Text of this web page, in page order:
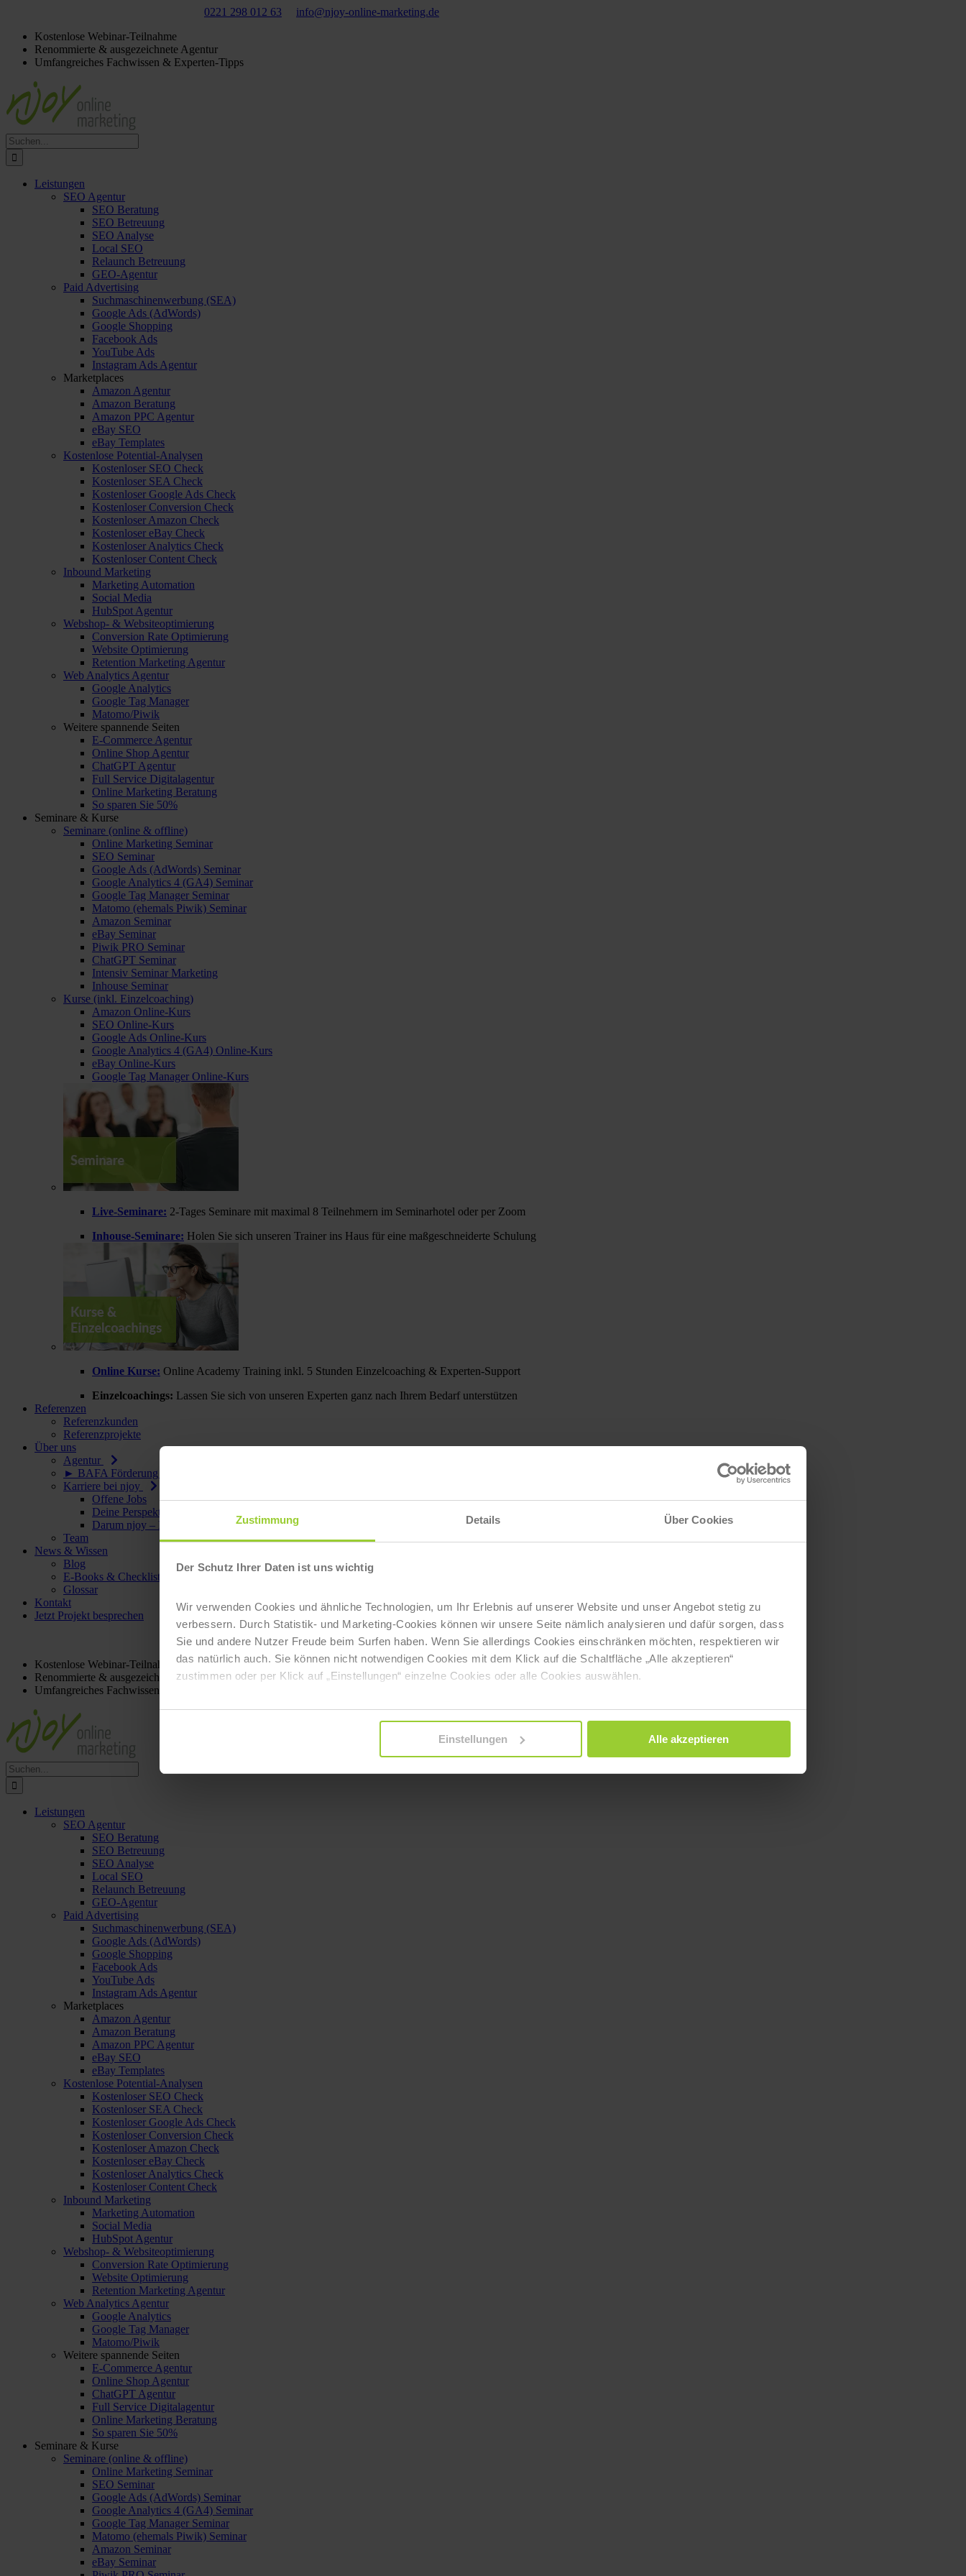
Zustimmung Details Über Cookies
Der Schutz Ihrer Daten ist uns wichtig
Wir verwenden Cookies und ähnliche Technologien, um Ihr Erlebnis auf unserer Website und unser Angebot stetig zu
verbessern. Durch Statistik- und Marketing-Cookies können wir unsere Seite nämlich analysieren und dafür sorgen, dass
Sie und andere Nutzer Freude beim Surfen haben. Wenn Sie allerdings Cookies einschränken möchten, respektieren wir
das natürlich auch. Sie können nicht notwendigen Cookies mit dem Klick auf die Schaltfläche „Alle akzeptieren“
zustimmen oder per Klick auf „Einstellungen“ einzelne Cookies oder alle Cookies auswählen.
Einstellungen Alle akzeptieren
0221 298 012 63
info@njoy‑online‑marketing.de
Kostenlose Webinar-Teilnahme
Renommierte & ausgezeichnete Agentur
Umfangreiches Fachwissen & Experten-Tipps
Suche
nach:
Leistungen
SEO Agentur
SEO Beratung
SEO Betreuung
SEO Analyse
Local SEO
Relaunch Betreuung
GEO-Agentur
Paid Advertising
Suchmaschinenwerbung (SEA)
Google Ads (AdWords)
Google Shopping
Facebook Ads
YouTube Ads
Instagram Ads Agentur
Marketplaces
Amazon Agentur
Amazon Beratung
Amazon PPC Agentur
eBay SEO
eBay Templates
Kostenlose Potential-Analysen
Kostenloser SEO Check
Kostenloser SEA Check
Kostenloser Google Ads Check
Kostenloser Conversion Check
Kostenloser Amazon Check
Kostenloser eBay Check
Kostenloser Analytics Check
Kostenloser Content Check
Inbound Marketing
Marketing Automation
Social Media
HubSpot Agentur
Webshop- & Websiteoptimierung
Conversion Rate Optimierung
Website Optimierung
Retention Marketing Agentur
Web Analytics Agentur
Google Analytics
Google Tag Manager
Matomo/Piwik
Weitere spannende Seiten
E-Commerce Agentur
Online Shop Agentur
ChatGPT Agentur
Full Service Digitalagentur
Online Marketing Beratung
So sparen Sie 50%
Seminare & Kurse
Seminare (online & offline)
Online Marketing Seminar
SEO Seminar
Google Ads (AdWords) Seminar
Google Analytics 4 (GA4) Seminar
Google Tag Manager Seminar
Matomo (ehemals Piwik) Seminar
Amazon Seminar
eBay Seminar
Piwik PRO Seminar
ChatGPT Seminar
Intensiv Seminar Marketing
Inhouse Seminar
Kurse (inkl. Einzelcoaching)
Amazon Online-Kurs
SEO Online-Kurs
Google Ads Online-Kurs
Google Analytics 4 (GA4) Online-Kurs
eBay Online-Kurs
Google Tag Manager Online-Kurs
Live-Seminare: 2-Tages Seminare mit maximal 8 Teilnehmern im Seminarhotel oder per Zoom
Inhouse-Seminare: Holen Sie sich unseren Trainer ins Haus für eine maßgeschneiderte Schulung
Online Kurse: Online Academy Training inkl. 5 Stunden Einzelcoaching & Experten-Support
Einzelcoachings: Lassen Sie sich von unseren Experten ganz nach Ihrem Bedarf unterstützen
Referenzen
Referenzkunden
Referenzprojekte
Über uns
Agentur
► BAFA Förderung◄
Karriere bei njoy
Offene Jobs
Deine Perspektiven
Darum njoy – Deine Benefits
Team
News & Wissen
Blog
E-Books & Checklisten
Glossar
Kontakt
Jetzt Projekt besprechen
Beratungsgespräch: 0221 298 012 63
info@njoy‑online‑marketing.de
Kostenlose Webinar-Teilnahme
Renommierte & ausgezeichnete Agentur
Umfangreiches Fachwissen & Experten-Tipps
Suche
nach:
Leistungen
SEO Agentur
SEO Beratung
SEO Betreuung
SEO Analyse
Local SEO
Relaunch Betreuung
GEO-Agentur
Paid Advertising
Suchmaschinenwerbung (SEA)
Google Ads (AdWords)
Google Shopping
Facebook Ads
YouTube Ads
Instagram Ads Agentur
Marketplaces
Amazon Agentur
Amazon Beratung
Amazon PPC Agentur
eBay SEO
eBay Templates
Kostenlose Potential-Analysen
Kostenloser SEO Check
Kostenloser SEA Check
Kostenloser Google Ads Check
Kostenloser Conversion Check
Kostenloser Amazon Check
Kostenloser eBay Check
Kostenloser Analytics Check
Kostenloser Content Check
Inbound Marketing
Marketing Automation
Social Media
HubSpot Agentur
Webshop- & Websiteoptimierung
Conversion Rate Optimierung
Website Optimierung
Retention Marketing Agentur
Web Analytics Agentur
Google Analytics
Google Tag Manager
Matomo/Piwik
Weitere spannende Seiten
E-Commerce Agentur
Online Shop Agentur
ChatGPT Agentur
Full Service Digitalagentur
Online Marketing Beratung
So sparen Sie 50%
Seminare & Kurse
Seminare (online & offline)
Online Marketing Seminar
SEO Seminar
Google Ads (AdWords) Seminar
Google Analytics 4 (GA4) Seminar
Google Tag Manager Seminar
Matomo (ehemals Piwik) Seminar
Amazon Seminar
eBay Seminar